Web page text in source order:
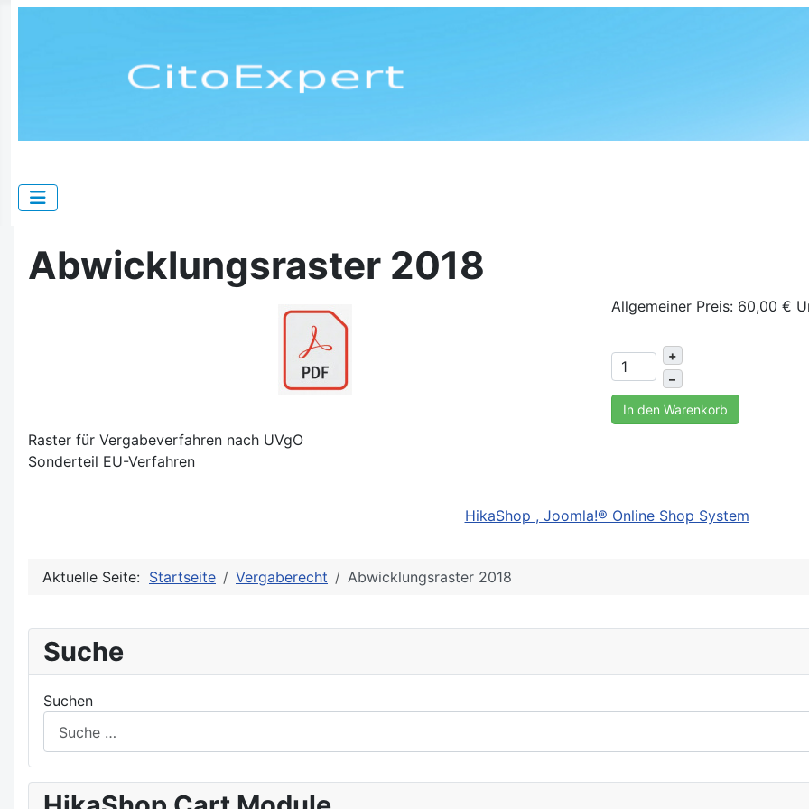
Abwicklungsraster 2018
Allgemeiner Preis: 60,00 €
+
–
In den Warenkorb
Raster für Vergabeverfahren nach UVgO
Sonderteil EU-Verfahren
HikaShop , Joomla!® Online Shop System
Aktuelle Seite: Startseite Vergaberecht Abwicklungsraster 2018
Suche
Suchen